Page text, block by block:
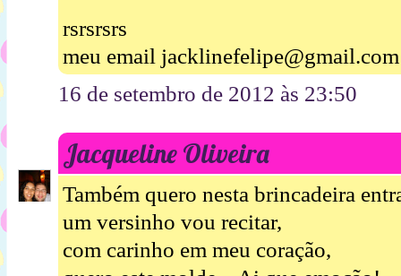
rsrsrsrs
meu email jacklinefelipe@gmail.com
16 de setembro de 2012 às 23:50
Jacqueline Oliveira
Também quero nesta brincadeira
um versinho vou recitar,
com carinho em meu coração,